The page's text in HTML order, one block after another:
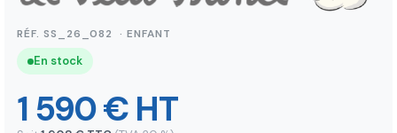
RÉF. SS_26_082 · ENFANT
En stock
1 590 € HT